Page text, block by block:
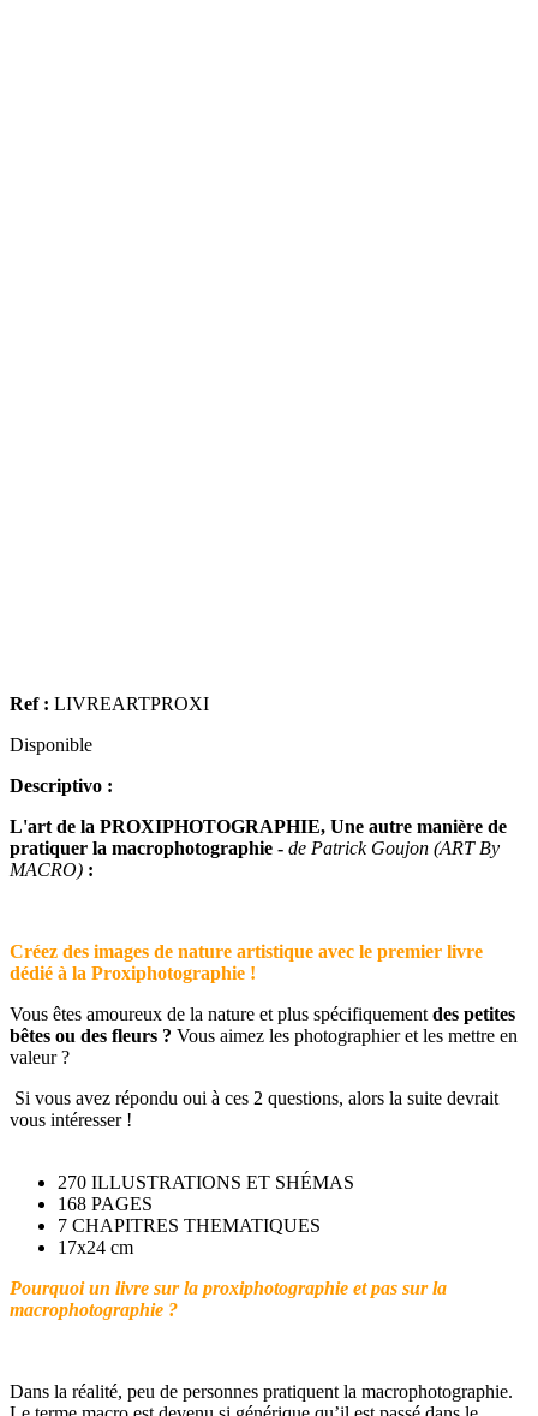
Ref : LIVREARTPROXI
Disponible
Descriptivo :
L'art de la PROXIPHOTOGRAPHIE, Une autre manière de
pratiquer la macrophotographie - de Patrick Goujon (ART By
MACRO) :
Créez des images de nature artistique avec le premier livre
dédié à la Proxiphotographie !
Vous êtes amoureux de la nature et plus spécifiquement des petites
bêtes ou des fleurs ? Vous aimez les photographier et les mettre en
valeur ?
Si vous avez répondu oui à ces 2 questions, alors la suite devrait
vous intéresser !
270 ILLUSTRATIONS ET SHÉMAS
168 PAGES
7 CHAPITRES THEMATIQUES
17x24 cm
Pourquoi un livre sur la proxiphotographie et pas sur la
macrophotographie ?
Dans la réalité, peu de personnes pratiquent la macrophotographie.